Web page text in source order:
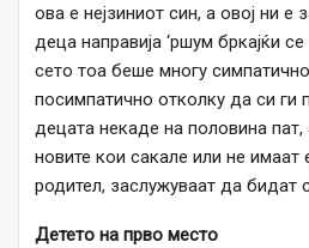
ова е нејзиниот син, а овој ни е
деца направија ‘ршум бркајќи
сето тоа беше многу
посимпатично отколку да си ги
децата некаде на половина пат,
новите кои сакале или не имаат
родител, заслужуваат да бидат
Детето на прво место